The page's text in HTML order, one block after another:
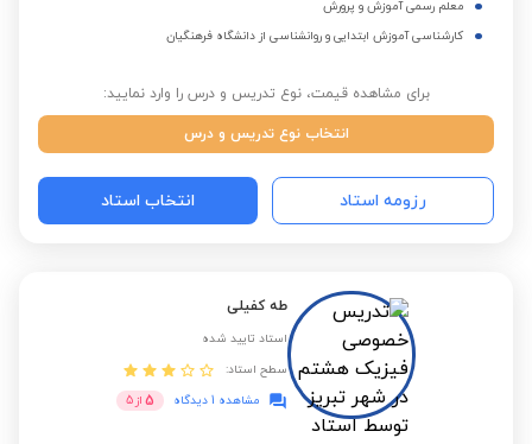
معلم رسمی آموزش و پرورش
کارشناسی آموزش ابتدایی و روانشناسی از دانشگاه فرهنگیان
برای مشاهده قیمت، نوع تدریس و درس را وارد نمایید:
انتخاب نوع تدریس و درس
رزومه استاد انتخاب استاد
طه کفیلی
استاد تایید شده
سطح استاد:
مشاهده 1 دیدگاه
5 از 5